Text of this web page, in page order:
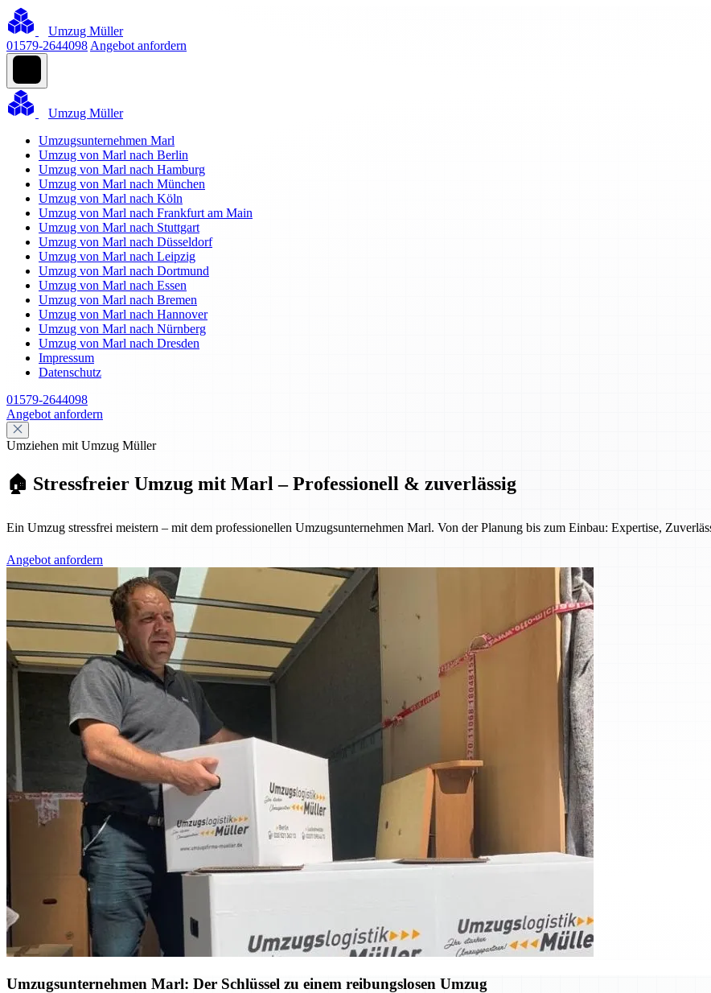
Umzug Müller
01579-2644098 Angebot anfordern
Umzug Müller
Umzugsunternehmen Marl
Umzug von Marl nach Berlin
Umzug von Marl nach Hamburg
Umzug von Marl nach München
Umzug von Marl nach Köln
Umzug von Marl nach Frankfurt am Main
Umzug von Marl nach Stuttgart
Umzug von Marl nach Düsseldorf
Umzug von Marl nach Leipzig
Umzug von Marl nach Dortmund
Umzug von Marl nach Essen
Umzug von Marl nach Bremen
Umzug von Marl nach Hannover
Umzug von Marl nach Nürnberg
Umzug von Marl nach Dresden
Impressum
Datenschutz
01579-2644098
Angebot anfordern
Umziehen mit Umzug Müller
🏠 Stressfreier Umzug mit Marl – Professionell & zuverlässig
Ein Umzug stressfrei meistern – mit dem professionellen Umzugsunternehmen Marl. Von der Planung bis zum Einbau: Expertise,
Angebot anfordern
Umzugsunternehmen Marl: Der Schlüssel zu einem reibungslosen Umzug